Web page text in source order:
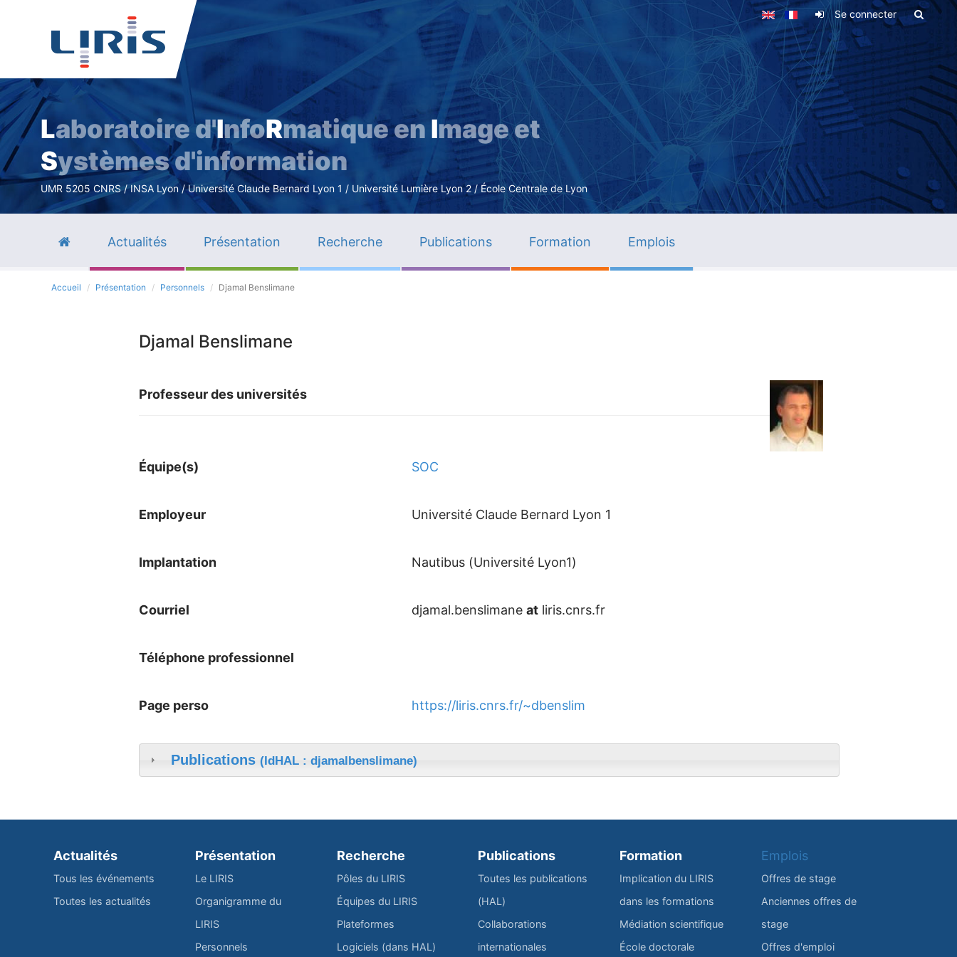
Aller
contenu
principal
Se connecter
Laboratoire d'InfoRmatique en Image et
Systèmes d'information
UMR 5205 CNRS / INSA Lyon / Université Claude Bernard Lyon 1 / Université Lumière Lyon 2 / École Centrale de Lyon
Actualités Présentation Recherche Publications Formation Emplois
Accueil Présentation Personnels Djamal Benslimane
Djamal Benslimane
Professeur des universités
Équipe(s) SOC
Employeur Université Claude Bernard Lyon 1
Implantation Nautibus (Université Lyon1)
Courriel djamal.benslimane at liris.cnrs.fr
Téléphone professionnel
Page perso https://liris.cnrs.fr/~dbenslim
Publications (IdHAL : djamalbenslimane)
Actualités
Tous les événements
Toutes les actualités
Présentation
Le LIRIS
Organigramme du
LIRIS
Personnels
Recherche
Pôles du LIRIS
Équipes du LIRIS
Plateformes
Logiciels (dans HAL)
Publications
Toutes les publications
(HAL)
Collaborations
internationales
Formation
Implication du LIRIS
dans les formations
Médiation scientifique
École doctorale
Emplois
Offres de stage
Anciennes offres de
stage
Offres d'emploi